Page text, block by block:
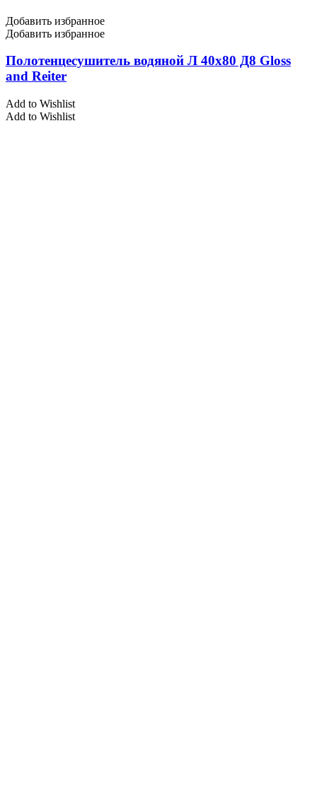
Добавить избранное
Добавить избранное
Полотенцесушитель водяной Л 40х80 Д8 Gloss
and Reiter
Add to Wishlist
Add to Wishlist